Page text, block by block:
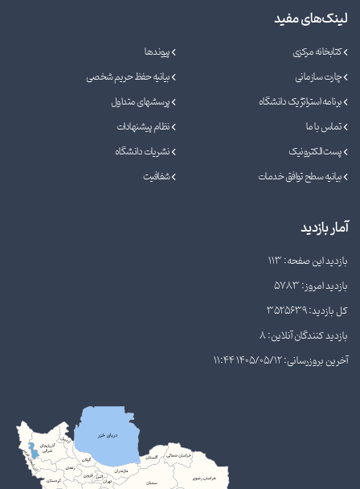
لینک‌های مفید
کتابخانه مرکزی
پیوندها
چارت سازمانی
بیانیه حفظ حریم شخصی
برنامه استراتژیک دانشگاه
پرسشهای متداول
تماس با ما
نظام پیشنهادات
پست الکترونیک
نشریات دانشگاه
بیانیه سطح توافق خدمات
شفافیت
آمار بازدید
بازدید این صفحه: 113
بازدید امروز: 5783
کل بازدید: 3525639
بازدید کنندگان آنلاین: 8
آخرین بروزرسانی: 1405/05/12 11:44